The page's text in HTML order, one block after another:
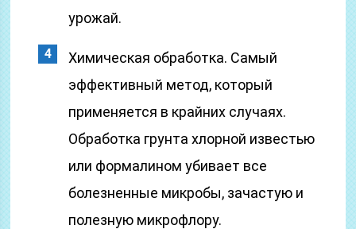
урожай.
Химическая обработка. Самый
эффективный метод, который
применяется в крайних случаях.
Обработка грунта хлорной известью
или формалином убивает все
болезненные микробы, зачастую и
полезную микрофлору.